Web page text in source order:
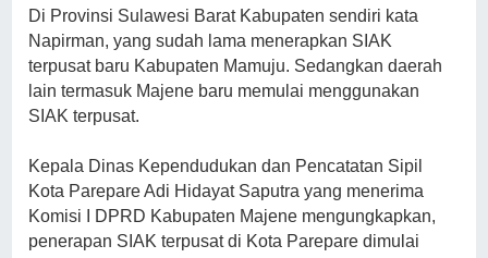
Di Provinsi Sulawesi Barat Kabupaten sendiri kata
Napirman, yang sudah lama menerapkan SIAK
terpusat baru Kabupaten Mamuju. Sedangkan daerah
lain termasuk Majene baru memulai menggunakan
SIAK terpusat.
Kepala Dinas Kependudukan dan Pencatatan Sipil
Kota Parepare Adi Hidayat Saputra yang menerima
Komisi I DPRD Kabupaten Majene mengungkapkan,
penerapan SIAK terpusat di Kota Parepare dimulai